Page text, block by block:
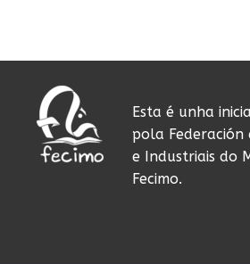
Esta é unha
pola Federación
e Industriais do
Fecimo.